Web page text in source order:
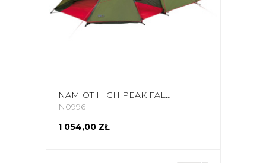
NAMIOT HIGH PEAK FALCON 4 OLIWKOWO-CZERWONY 10327
N0996
1 054,00 ZŁ